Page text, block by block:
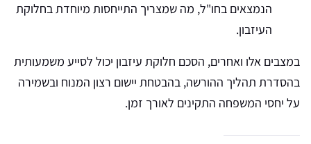
הנמצאים בחו"ל, מה שמצריך התייחסות מיוחדת בחלוקת
העיזבון.
במצבים אלו ואחרים, הסכם חלוקת עיזבון יכול לסייע משמעותית
בהסדרת תהליך ההורשה, בהבטחת יישום רצון המנוח ובשמירה
על יחסי המשפחה התקינים לאורך זמן.